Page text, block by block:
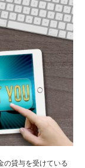
の貸与を受けている